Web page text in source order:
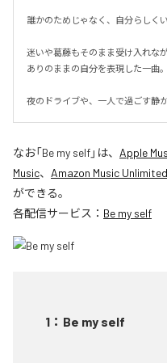
誰かのためじゃなく、自分らしく
迷いや葛藤もそのまま受け入れなが
ありのままの自分を表現した一曲。
夜のドライブや、一人で過ごす静
なお「Be my self」は、 Apple
Music、 Amazon Music Unlimited
ができる。
各配信サービス： Be my self
1 ： Be my self